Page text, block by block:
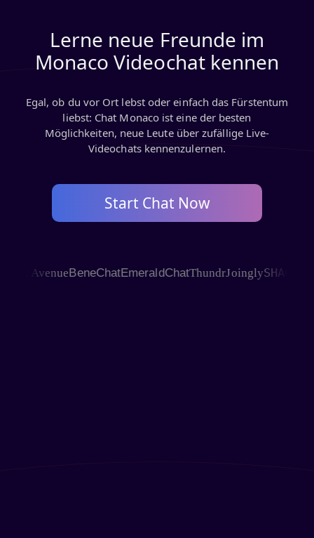
Lerne neue Freunde im
Monaco Videochat kennen
Egal, ob du vor Ort lebst oder einfach das Fürstentum
liebst: Chat Monaco ist eine der besten
Möglichkeiten, neue Leute über zufällige Live-
Videochats kennenzulernen.
Start Chat Now
AvenueBeneChatEmeraldChatThundrJoinglySHAGLE